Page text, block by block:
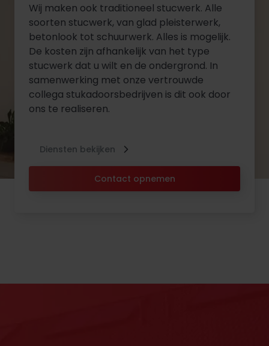
Wij maken ook traditioneel stucwerk. Alle
soorten stucwerk, van glad pleisterwerk,
betonlook tot schuurwerk. Alles is mogelijk.
De kosten zijn afhankelijk van het type
stucwerk dat u wilt en de ondergrond. In
samenwerking met onze vertrouwde
collega stukadoorsbedrijven is dit ook door
ons te realiseren.
Contact opnemen
Diensten bekijken